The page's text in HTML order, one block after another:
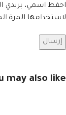
احفظ اسمي، بريدي
لاستخدامها المرة
may also like…